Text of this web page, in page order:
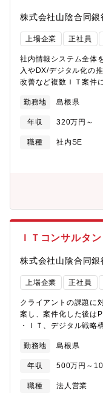
株式会社山陰合同銀
上場企業 正社員
社内情報システム全体
入やDX/デジタル化の
改善など複数ＩＴ案件に対応いた
いがあります。 プロジェクトには30名程度が関わり、複数のグル
ープに分かれ業務を行っています。 【具
Ｘ企画、ＷＥＢマーケ
管理、ＲＰＡ企画、
勤務地 島根県
年収 320万円～
職種
社内SE
ＩＴコンサルタ
株式会社山陰合同銀
上場企業 正社員
クライアントの課題に
案し、案件化した後は
・ＩＴ、デジタル戦略構築 ・各種システム導入、統合（
ているクライアントの
や、ＤＸを用いたデジ
クライアントへのコン
【担当部署】法人営業
勤務地 島根県
年収 500万円～
職種
法人営業